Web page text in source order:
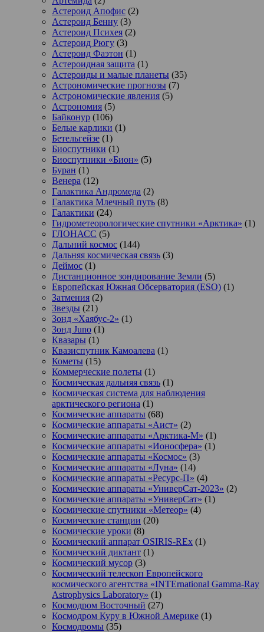
Астероид Апофис (2)
Астероид Бенну (3)
Астероид Психея (2)
Астероид Рюгу (3)
Астероид Фаэтон (1)
Астероидная защита (1)
Астероиды и малые планеты (35)
Астрономические прогнозы (7)
Астрономические явления (5)
Астрономия (5)
Байконур (106)
Белые карлики (1)
Бетельгейзе (1)
Биоспутники (1)
Биоспутники «Бион» (5)
Буран (1)
Венера (12)
Галактика Андромеда (2)
Галактика Млечный путь (8)
Галактики (24)
Гидрометеорологические спутники «Арктика» (1)
ГЛОНАСС (5)
Дальний космос (144)
Дальняя космическая связь (3)
Деймос (1)
Дистанционное зондирование Земли (5)
Европейская Южная Обсерватория (ESO) (1)
Затмения (2)
Звезды (21)
Зонд «Хаябус-2» (1)
Зонд Juno (1)
Квазары (1)
Квазиспутник Камоалева (1)
Кометы (15)
Коммерческие полеты (1)
Космическая дальняя связь (1)
Космическая система для наблюдения
арктического региона (1)
Космические аппараты (68)
Космические аппараты «Аист» (2)
Космические аппараты «Арктика-М» (1)
Космические аппараты «Ионосфера» (1)
Космические аппараты «Космос» (3)
Космические аппараты «Луна» (14)
Космические аппараты «Ресурс-П» (4)
Космические аппараты «УниверСат-2023» (2)
Космические аппараты «УниверСат» (1)
Космические спутники «Метеор» (4)
Космические станции (20)
Космические уроки (8)
Космический аппарат OSIRIS-REx (1)
Космический диктант (1)
Космический мусор (3)
Космический телескоп Европейского
космического агентства «INTErnational Gamma-Ray
Astrophysics Laboratory» (1)
Космодром Восточный (27)
Космодром Куру в Южной Америке (1)
Космодромы (35)